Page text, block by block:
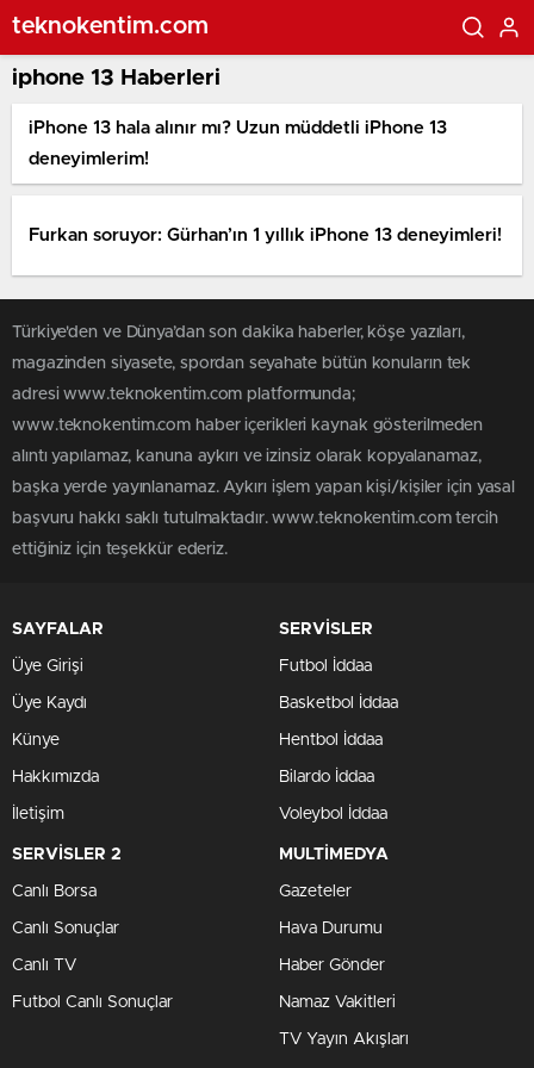
teknokentim.com
iphone 13 Haberleri
iPhone 13 hala alınır mı? Uzun müddetli iPhone 13
deneyimlerim!
Furkan soruyor: Gürhan’ın 1 yıllık iPhone 13 deneyimleri!
Türkiye'den ve Dünya’dan son dakika haberler, köşe yazıları,
magazinden siyasete, spordan seyahate bütün konuların tek
adresi www.teknokentim.com platformunda;
www.teknokentim.com haber içerikleri kaynak gösterilmeden
alıntı yapılamaz, kanuna aykırı ve izinsiz olarak kopyalanamaz,
başka yerde yayınlanamaz. Aykırı işlem yapan kişi/kişiler için yasal
başvuru hakkı saklı tutulmaktadır. www.teknokentim.com tercih
ettiğiniz için teşekkür ederiz.
SAYFALAR
Üye Girişi
Üye Kaydı
Künye
Hakkımızda
İletişim
SERVİSLER
Futbol İddaa
Basketbol İddaa
Hentbol İddaa
Bilardo İddaa
Voleybol İddaa
SERVİSLER 2
Canlı Borsa
Canlı Sonuçlar
Canlı TV
Futbol Canlı Sonuçlar
MULTİMEDYA
Gazeteler
Hava Durumu
Haber Gönder
Namaz Vakitleri
TV Yayın Akışları